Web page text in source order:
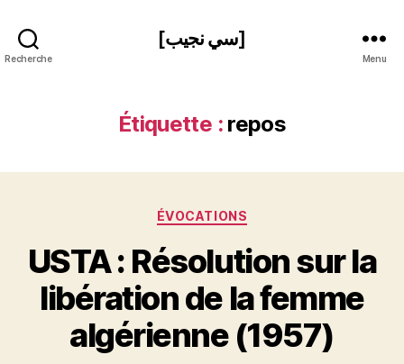
Recherche
[سي نجيب]
Menu
Étiquette : repos
Catégories
ÉVOCATIONS
USTA : Résolution sur la
libération de la femme
algérienne (1957)
a
N
e
d
ji
b